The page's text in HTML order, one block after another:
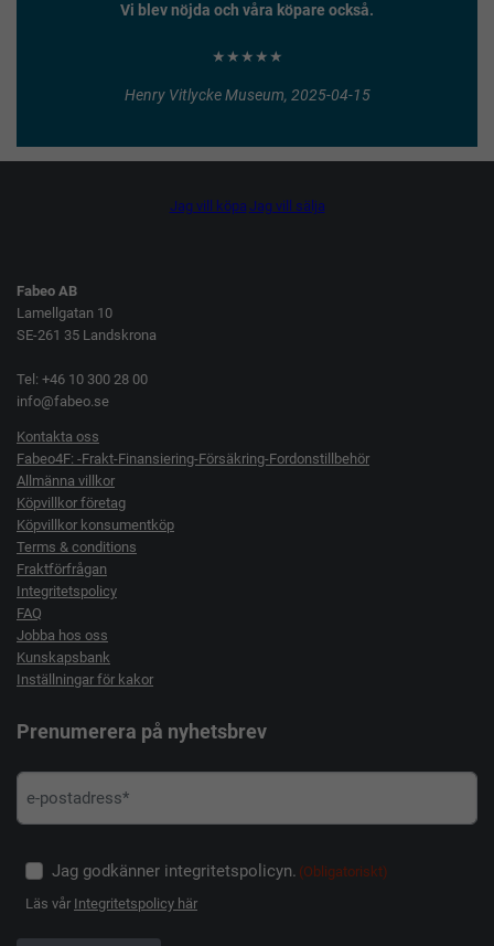
Vi blev nöjda och våra köpare också.
★★★★★
Henry Vitlycke Museum, 2025-04-15
Jag vill köpa Jag vill sälja
Fabeo AB
Lamellgatan 10
SE-261 35 Landskrona
Tel: +46 10 300 28 00
info@fabeo.se
Kontakta oss
Fabeo4F: -Frakt-Finansiering-Försäkring-Fordonstillbehör
Allmänna villkor
Köpvillkor företag
Köpvillkor konsumentköp
Terms & conditions
Fraktförfrågan
Integritetspolicy
FAQ
Jobba hos oss
Kunskapsbank
Inställningar för kakor
Prenumerera på nyhetsbrev
Jag godkänner integritetspolicyn. (Obligatoriskt)
Läs vår Integritetspolicy här